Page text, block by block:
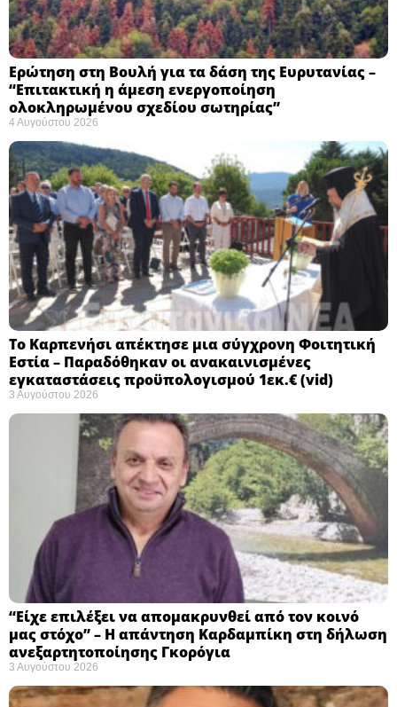
Ερώτηση στη Βουλή για τα δάση της Ευρυτανίας –
“Eπιτακτική η άμεση ενεργοποίηση
ολοκληρωμένου σχεδίου σωτηρίας”
4 Αυγούστου 2026
Το Καρπενήσι απέκτησε μια σύγχρονη Φοιτητική
Εστία – Παραδόθηκαν οι ανακαινισμένες
εγκαταστάσεις προϋπολογισμού 1εκ.€ (vid)
3 Αυγούστου 2026
“Είχε επιλέξει να απομακρυνθεί από τον κοινό
μας στόχο” – Η απάντηση Καρδαμπίκη στη δήλωση
ανεξαρτητοποίησης Γκορόγια
3 Αυγούστου 2026